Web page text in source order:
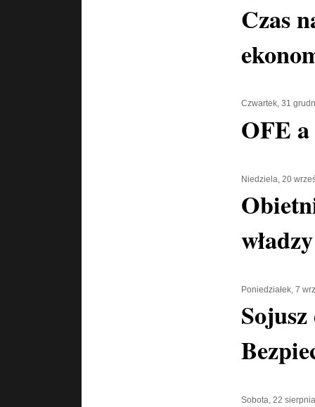
Czas
Czwartek, 31
OFE
Niedziela, 20
Poniedziałek, 7
Sobota, 22